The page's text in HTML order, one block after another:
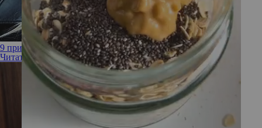
9 причин, почему вы не можете отрастить длинные волосы
Читать полностью